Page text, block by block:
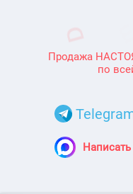
Продажа
по